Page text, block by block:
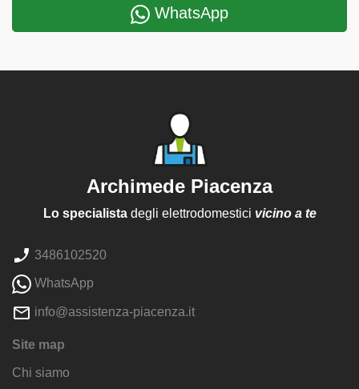
WhatsApp
Archimede Piacenza
Lo specialistadegli elettrodomestici vicino a te
3486102520
WhatsApp
info@assistenza-piacenza.it
Site map
Chi siamo